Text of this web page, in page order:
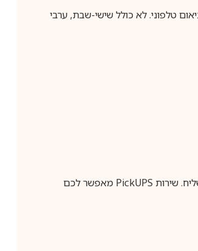
א-ה, קבלת המשלוח תבוצע עד חמישה ימי עסקים מיום שלאחר ביצוע ההזמנה, בין השעות 9:00-21:00 כולל תיאום טלפוני. לא כולל שישי-שבת, ערבי
שירות PickUPS מאפשר לכם